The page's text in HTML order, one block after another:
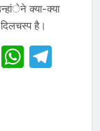
क्या-क्या
है।